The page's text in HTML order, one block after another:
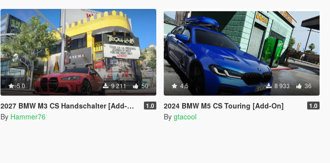
5.0 9 211 50
2027 BMW M3 CS Handschalter [Add-On | Legacy | Enhanced] 1.0
By Hammer76
4.5 8 933 36
2024 BMW M5 CS Touring [Add-On] 1.0
By gtacool